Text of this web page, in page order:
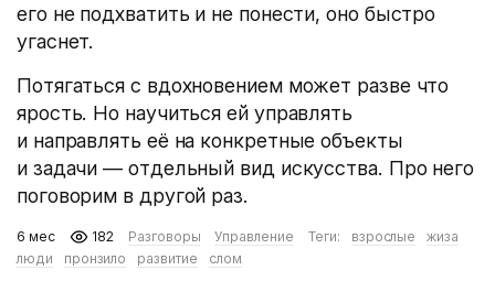
его не подхватить и не понести, оно быстро
угаснет.
Потягаться с вдохновением может разве что
ярость. Но научиться ей управлять
и направлять её на конкретные объекты
и задачи — отдельный вид искусства. Про него
поговорим в другой раз.
6 мес 182 Разговоры Управление Теги: взрослые
жиза
люди
пронзило развитие слом